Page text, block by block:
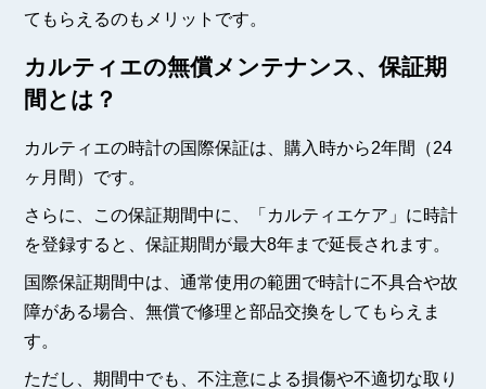
てもらえるのもメリットです。
カルティエの無償メンテナンス、保証期
間とは？
カルティエの時計の国際保証は、購入時から2年間（24
ヶ月間）です。
さらに、この保証期間中に、「カルティエケア」に時計
を登録すると、保証期間が最大8年まで延長されます。
国際保証期間中は、通常使用の範囲で時計に不具合や故
障がある場合、無償で修理と部品交換をしてもらえま
す。
ただし、期間中でも、不注意による損傷や不適切な取り